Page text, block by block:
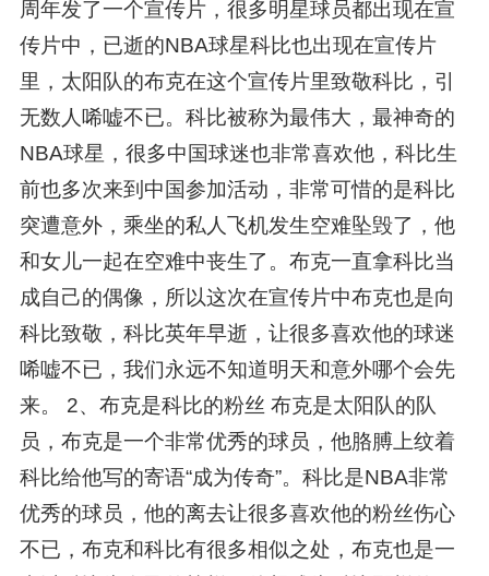
周年发了一个宣传片，很多明星球员都出现在宣
传片中，已逝的NBA球星科比也出现在宣传片
里，太阳队的布克在这个宣传片里致敬科比，引
无数人唏嘘不已。科比被称为最伟大，最神奇的
NBA球星，很多中国球迷也非常喜欢他，科比生
前也多次来到中国参加活动，非常可惜的是科比
突遭意外，乘坐的私人飞机发生空难坠毁了，他
和女儿一起在空难中丧生了。布克一直拿科比当
成自己的偶像，所以这次在宣传片中布克也是向
科比致敬，科比英年早逝，让很多喜欢他的球迷
唏嘘不已，我们永远不知道明天和意外哪个会先
来。 2、布克是科比的粉丝 布克是太阳队的队
员，布克是一个非常优秀的球员，他胳膊上纹着
科比给他写的寄语“成为传奇”。科比是NBA非常
优秀的球员，他的离去让很多喜欢他的粉丝伤心
不已，布克和科比有很多相似之处，布克也是一